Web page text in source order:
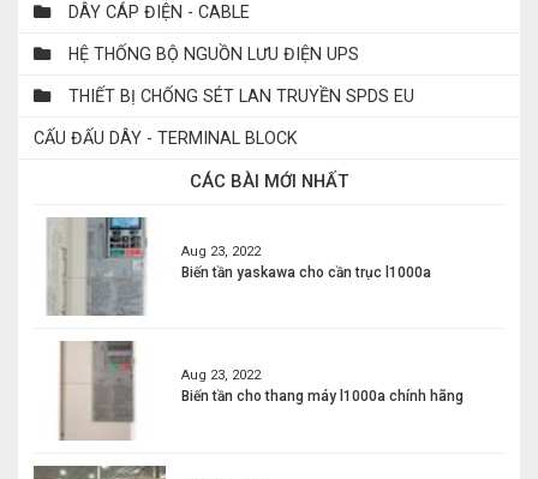
DÂY CÁP ĐIỆN - CABLE
HỆ THỐNG BỘ NGUỒN LƯU ĐIỆN UPS
THIẾT BỊ CHỐNG SÉT LAN TRUYỀN SPDS EU
CẤU ĐẤU DÂY - TERMINAL BLOCK
CÁC BÀI MỚI NHẤT
Aug 23, 2022
Biến tần yaskawa cho cần trục l1000a
Aug 23, 2022
Biến tần cho thang máy l1000a chính hãng